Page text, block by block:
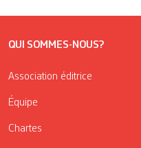
QUI SOMMES-NOUS?
Association éditrice
Équipe
Chartes